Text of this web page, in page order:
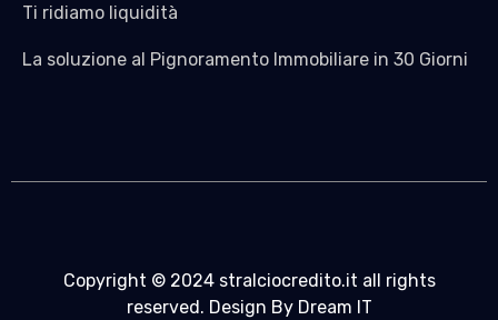
Ti ridiamo liquidità
La soluzione al Pignoramento Immobiliare in 30 Giorni
Copyright © 2024 stralciocredito.it all rights
reserved. Design By Dream IT